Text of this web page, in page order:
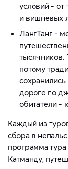
условий - от
и вишневых
ЛангТанг -
тысячников.
потому
дороге по
обитатели -
Каждый из
сбора в
программа
Катманду,